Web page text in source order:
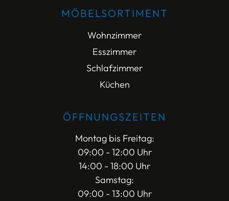
MÖBELSORTIMENT
Wohnzimmer
Esszimmer
Schlafzimmer
Küchen
ÖFFNUNGSZEITEN
Montag bis Freitag:
09:00 - 12:00 Uhr
14:00 - 18:00 Uhr
Samstag:
09:00 - 13:00 Uhr